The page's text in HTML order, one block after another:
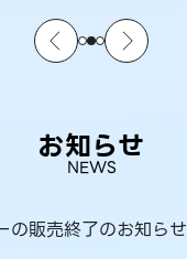
お知らせ
NEWS
の販売終了のお知らせ